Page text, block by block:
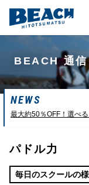
ス
一松海岸波情報
BEACH 通信
NEWS
最大約50％OFF！選べ
パドル力
毎日のスクールの